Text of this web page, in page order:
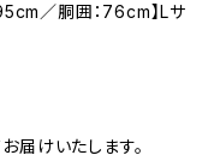
／胴囲：76cm】Lサ
届けいたします。